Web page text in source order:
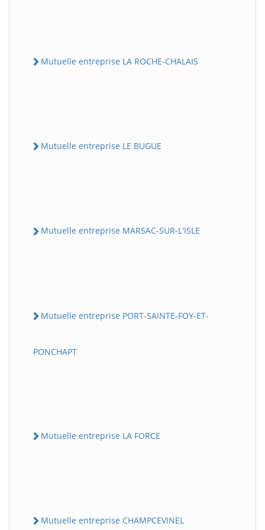
Mutuelle entreprise LA ROCHE-CHALAIS
Mutuelle entreprise LE BUGUE
Mutuelle entreprise MARSAC-SUR-L'ISLE
Mutuelle entreprise PORT-SAINTE-FOY-ET-
PONCHAPT
Mutuelle entreprise LA FORCE
Mutuelle entreprise CHAMPCEVINEL